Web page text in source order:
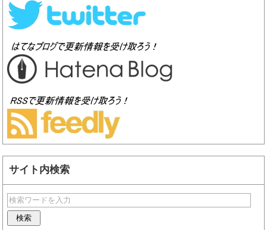
サイト内検索